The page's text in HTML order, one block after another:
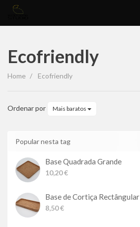
Ecofriendly
Ecofriendly
Home Ecofriendly
Ordenar por Mais baratos
Popular nesta tag
Base Quadrada Grande
10,20 €
Base de Cortiça Rectângular
8,50 €